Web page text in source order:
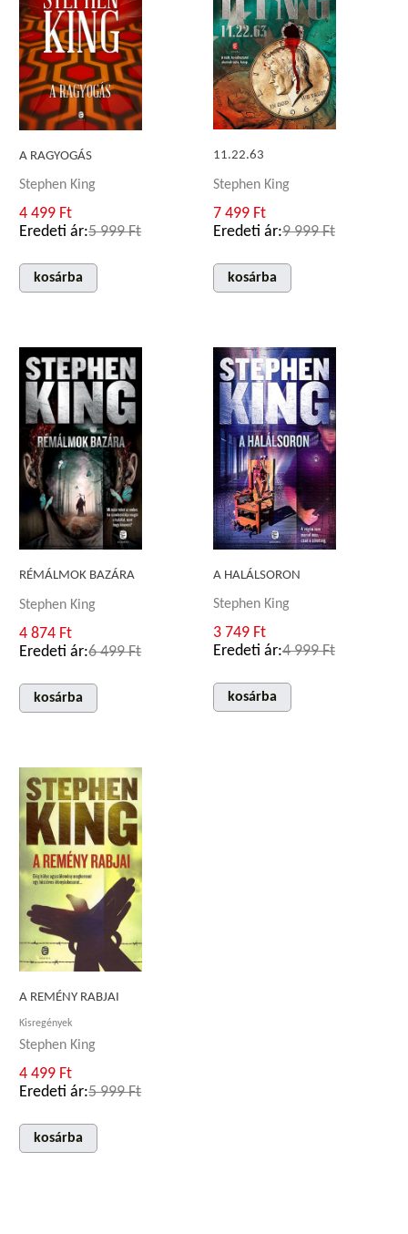
A RAGYOGÁS
Stephen King
4 499 Ft
Eredeti ár:5 999 Ft
kosárba
11.22.63
Stephen King
7 499 Ft
Eredeti ár:9 999 Ft
kosárba
RÉMÁLMOK BAZÁRA
Stephen King
4 874 Ft
Eredeti ár:6 499 Ft
kosárba
A HALÁLSORON
Stephen King
3 749 Ft
Eredeti ár:4 999 Ft
kosárba
A REMÉNY RABJAI
Kisregények
Stephen King
4 499 Ft
Eredeti ár:5 999 Ft
kosárba